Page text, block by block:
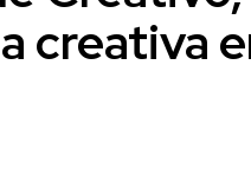
creativa